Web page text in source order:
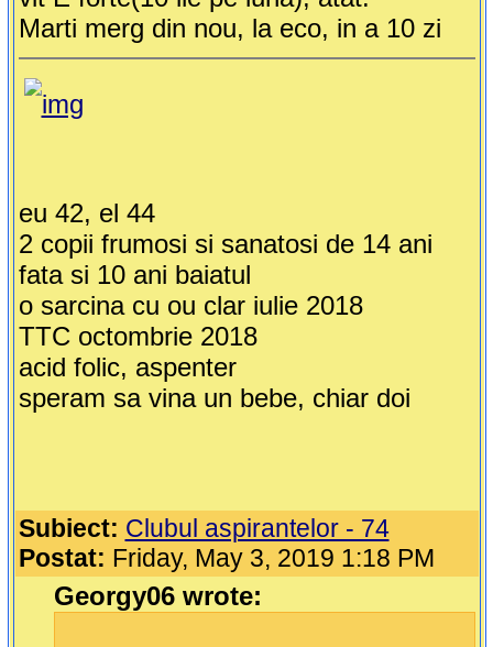
Marti merg din nou, la eco, in a 10 zi
eu 42, el 44
2 copii frumosi si sanatosi de 14 ani
fata si 10 ani baiatul
o sarcina cu ou clar iulie 2018
TTC octombrie 2018
acid folic, aspenter
speram sa vina un bebe, chiar doi
Subiect: Clubul aspirantelor - 74
Postat: Friday, May 3, 2019 1:18 PM
Georgy06 wrote: